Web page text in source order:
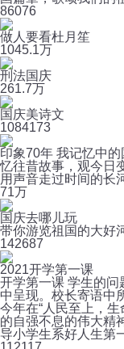
86076
做人要看杜月笙
1045.1万
刑法国庆
261.7万
国庆美诗文
1084173
印象70年 我记忆中的
忆往昔故事，观今日
用声音走过时间的长
71万
国庆去哪儿玩
带你游览祖国的大
142687
2021开学第一课
开学第一课 学生的
中呈现。校长寄语中
今年在“人民至上，
的自强不息的伟大精
导小学生系好人生第